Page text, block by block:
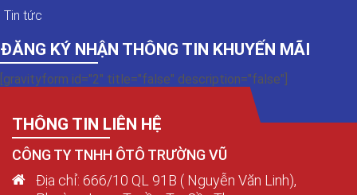
Tin tức
ĐĂNG KÝ NHẬN THÔNG TIN KHUYẾN MÃI
[gravityform id="2" title="false" description="false"]
THÔNG TIN LIÊN HỆ
CÔNG TY TNHH ÔTÔ TRƯỜNG VŨ
Địa chỉ: 666/10 QL 91B ( Nguyễn Văn Linh),